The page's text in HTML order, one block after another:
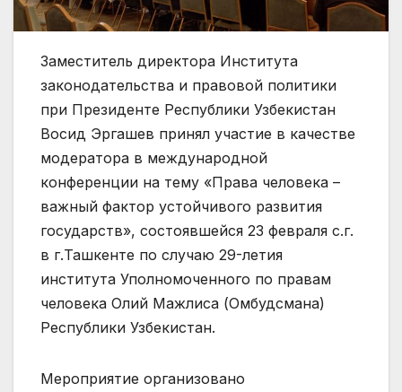
Заместитель директора Института
законодательства и правовой политики
при Президенте Республики Узбекистан
Восид Эргашев принял участие в качестве
модератора в международной
конференции на тему «Права человека –
важный фактор устойчивого развития
государств», состоявшейся 23 февраля с.г.
в г.Ташкенте по случаю 29-летия
института Уполномоченного по правам
человека Олий Мажлиса (Омбудсмана)
Республики Узбекистан.
Мероприятие организовано